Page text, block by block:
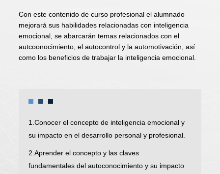
Con este contenido de curso profesional el alumnado
mejorará sus habilidades relacionadas con inteligencia
emocional, se abarcarán temas relacionados con el
autcoonocimiento, el autocontrol y la automotivación, así
como los beneficios de trabajar la inteligencia emocional.
1.Conocer el concepto de inteligencia emocional y
su impacto en el desarrollo personal y profesional.
2.Aprender el concepto y las claves
fundamentales del autoconocimiento y su impacto